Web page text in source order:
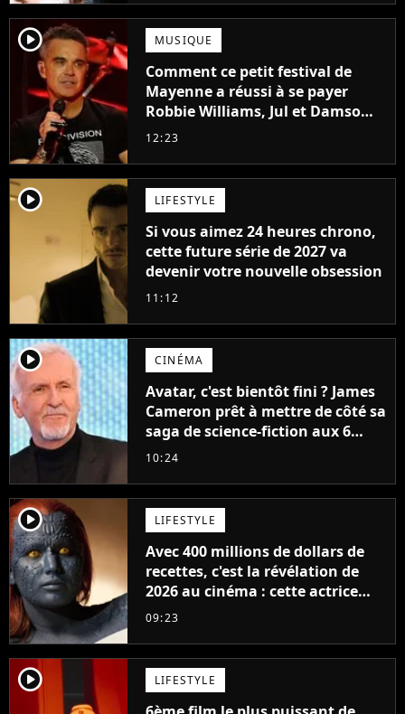
player2 MUSIQUE
Comment ce petit festival de
Mayenne a réussi à se payer
Robbie Williams, Jul et Damso
cette année ?
12:23
player2 LIFESTYLE
Si vous aimez 24 heures chrono,
cette future série de 2027 va
devenir votre nouvelle obsession
11:12
player2 CINÉMA
Avatar, c'est bientôt fini ? James
Cameron prêt à mettre de côté sa
saga de science-fiction aux 6
milliards de recettes
10:24
player2 LIFESTYLE
Avec 400 millions de dollars de
recettes, c'est la révélation de
2026 au cinéma : cette actrice
adorée prête à remplacer
09:23
player2 LIFESTYLE